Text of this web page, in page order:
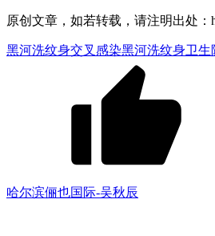
原创文章，如若转载，请注明出处：
黑河洗纹身交叉感染黑河洗纹身卫生
哈尔滨俪也国际-吴秋辰